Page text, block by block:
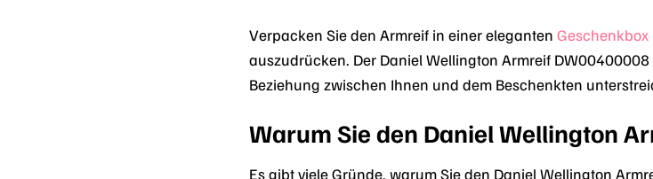
Verpacken Sie den Armreif in einer elegantenGeschenkbox
auszudrücken. Der Daniel Wellington Armreif
Beziehung zwischen Ihnen und dem Beschenkten
Warum Sie den Daniel Wellington
Es gibt viele Gründe, warum Sie den Daniel Wellington